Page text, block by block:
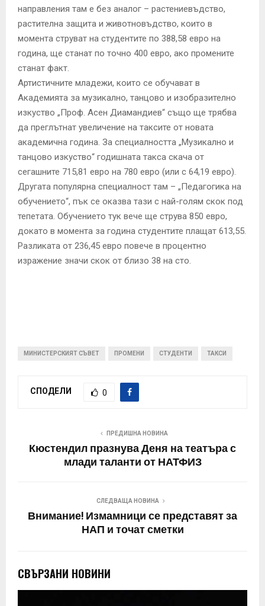
направления там е без аналог – растениевъдство,
растителна защита и животновъдство, които в
момента струват на студентите по 388,58 евро на
година, ще станат по точно 400 евро, ако промените
станат факт.
Артистичните младежи, които се обучават в
Академията за музикално, танцово и изобразително
изкуство „Проф. Асен Диамандиев“ също ще трябва
да преглътнат увеличение на таксите от новата
академична година. За специалността „Музикално и
танцово изкуство“ годишната такса скача от
сегашните 715,81 евро на 780 евро (или с 64,19 евро).
Другата популярна специалност там – „Педагогика на
обучението“, пък се оказва тази с най-голям скок под
тепетата. Обучението тук вече ще струва 850 евро,
докато в момента за година студентите плащат 613,55.
Разликата от 236,45 евро повече в процентно
изражение значи скок от близо 38 на сто.
МИНИСТЕРСКИЯТ СЪВЕТ ПРОМЕНИ СТУДЕНТИ ТАКСИ
СПОДЕЛИ 0
ПРЕДИШНА НОВИНА
Кюстендил празнува Деня на театъра с
млади таланти от НАТФИЗ
СЛЕДВАЩА НОВИНА
Внимание! Измамници се представят за
НАП и точат сметки
СВЪРЗАНИ НОВИНИ